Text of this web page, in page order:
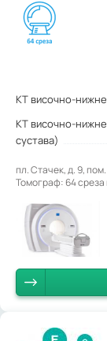
КТ височно-
КТ височно-
сустава)
пл. Стачек, д. 9,
Томограф: 64